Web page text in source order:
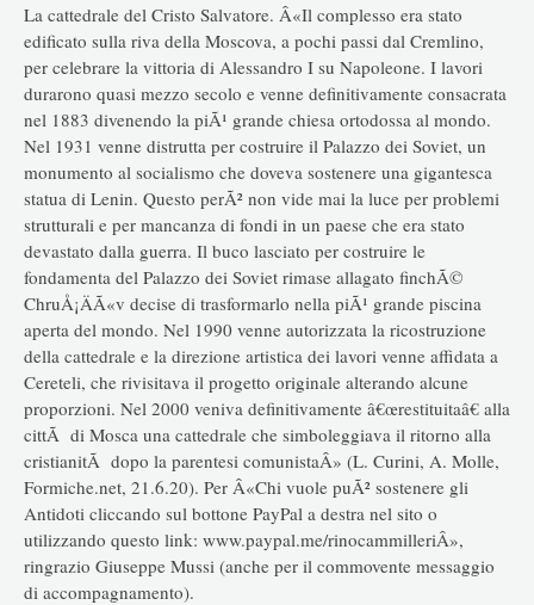
La cattedrale del Cristo Salvatore. Â«Il complesso era stato
edificato sulla riva della Moscova, a pochi passi dal Cremlino,
per celebrare la vittoria di Alessandro I su Napoleone. I lavori
durarono quasi mezzo secolo e venne definitivamente consacrata
nel 1883 divenendo la piÃ¹ grande chiesa ortodossa al mondo.
Nel 1931 venne distrutta per costruire il Palazzo dei Soviet, un
monumento al socialismo che doveva sostenere una gigantesca
statua di Lenin. Questo perÃ² non vide mai la luce per problemi
strutturali e per mancanza di fondi in un paese che era stato
devastato dalla guerra. Il buco lasciato per costruire le
fondamenta del Palazzo dei Soviet rimase allagato finchÃ©
ChruÅ¡ÄÃ«v decise di trasformarlo nella piÃ¹ grande piscina
aperta del mondo. Nel 1990 venne autorizzata la ricostruzione
della cattedrale e la direzione artistica dei lavori venne affidata a
Cereteli, che rivisitava il progetto originale alterando alcune
proporzioni. Nel 2000 veniva definitivamente â€œrestituitaâ€ alla
cittÃ di Mosca una cattedrale che simboleggiava il ritorno alla
cristianitÃ dopo la parentesi comunistaÂ» (L. Curini, A. Molle,
Formiche.net, 21.6.20). Per Â«Chi vuole puÃ² sostenere gli
Antidoti cliccando sul bottone PayPal a destra nel sito o
utilizzando questo link: www.paypal.me/rinocammilleriÂ»,
ringrazio Giuseppe Mussi (anche per il commovente messaggio
di accompagnamento).